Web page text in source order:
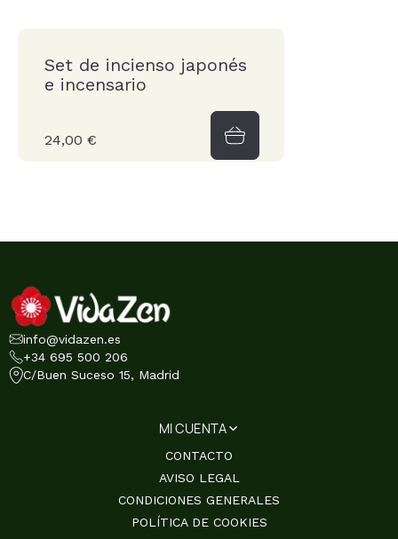
Set de incienso japonés
e incensario
24,00 €
info@vidazen.es
+34 695 500 206
C/Buen Suceso 15, Madrid
MI CUENTA
CONTACTO
AVISO LEGAL
CONDICIONES GENERALES
POLÍTICA DE COOKIES